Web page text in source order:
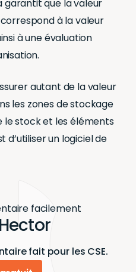
:
présence
dans
comptables
de l’entreprise,
et l’exactitude des